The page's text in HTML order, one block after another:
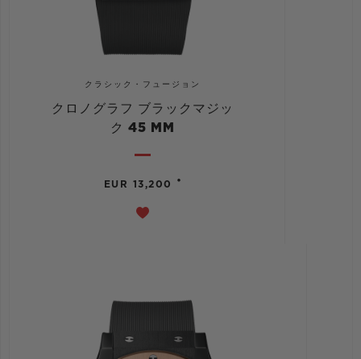
クラシック・フュージョン
クロノグラフ ブラックマジッ
ク 45 MM
EUR 13,200 •